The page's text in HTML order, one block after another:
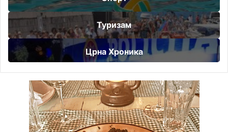
Туризам
Црна Хроника